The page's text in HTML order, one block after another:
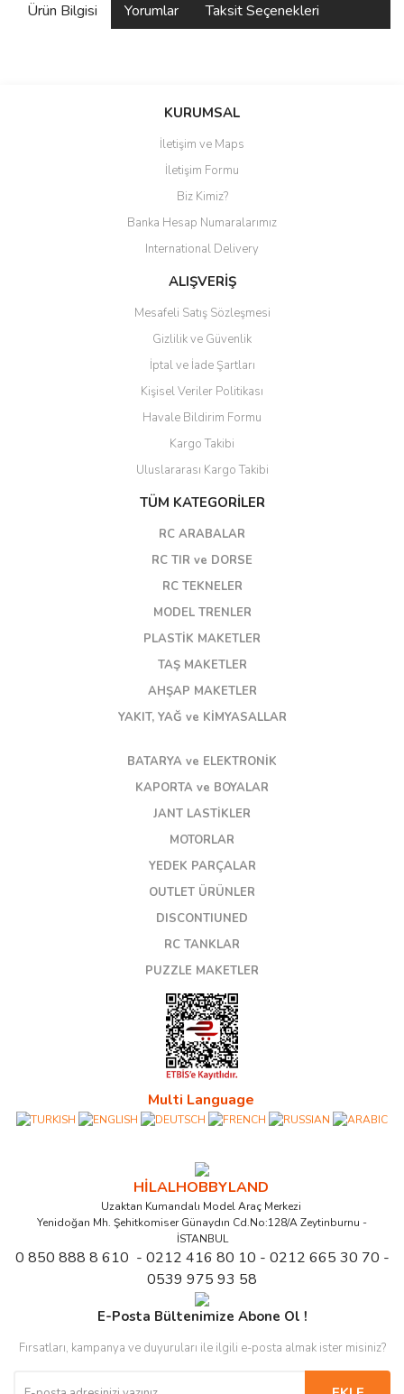
Ürün Bilgisi Yorumlar Taksit Seçenekleri
Bu ürüne ilk yorumu siz yapın!
Yorum Yaz
KURUMSAL
İletişim ve Maps
İletişim Formu
Biz Kimiz?
Banka Hesap Numaralarımız
International Delivery
ALIŞVERİŞ
Mesafeli Satış Sözleşmesi
Gizlilik ve Güvenlik
İptal ve İade Şartları
Kişisel Veriler Politikası
Havale Bildirim Formu
Kargo Takibi
Uluslararası Kargo Takibi
TÜM KATEGORİLER
RC ARABALAR
RC TIR ve DORSE
RC TEKNELER
MODEL TRENLER
PLASTİK MAKETLER
TAŞ MAKETLER
AHŞAP MAKETLER
YAKIT, YAĞ ve KİMYASALLAR
BATARYA ve ELEKTRONİK
KAPORTA ve BOYALAR
JANT LASTİKLER
MOTORLAR
YEDEK PARÇALAR
OUTLET ÜRÜNLER
DISCONTIUNED
RC TANKLAR
PUZZLE MAKETLER
Multi Language
HİLALHOBBYLAND
Uzaktan Kumandalı Model Araç Merkezi
Yenidoğan Mh. Şehitkomiser Günaydın Cd.No:128/A Zeytinburnu -
İSTANBUL
0 850 888 8 610 - 0212 416 80 10 - 0212 665 30 70 -
0539 975 93 58
E-Posta Bültenimize Abone Ol !
Fırsatları, kampanya ve duyuruları ile ilgili e-posta almak ister misiniz?